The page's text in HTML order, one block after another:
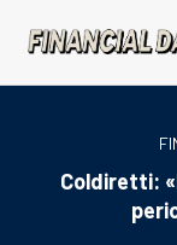
Coldiretti: